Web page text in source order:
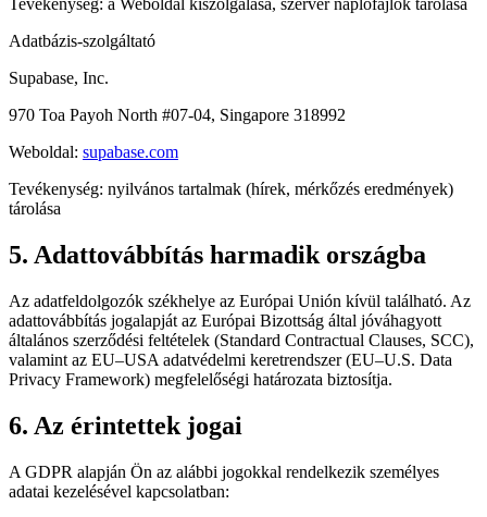
Tevékenység: a Weboldal kiszolgálása, szerver naplófájlok tárolása
Adatbázis-szolgáltató
Supabase, Inc.
970 Toa Payoh North #07-04, Singapore 318992
Weboldal: supabase.com
Tevékenység: nyilvános tartalmak (hírek, mérkőzés eredmények)
tárolása
5. Adattovábbítás harmadik országba
Az adatfeldolgozók székhelye az Európai Unión kívül található. Az
adattovábbítás jogalapját az Európai Bizottság által jóváhagyott
általános szerződési feltételek (Standard Contractual Clauses, SCC),
valamint az EU–USA adatvédelmi keretrendszer (EU–U.S. Data
Privacy Framework) megfelelőségi határozata biztosítja.
6. Az érintettek jogai
A GDPR alapján Ön az alábbi jogokkal rendelkezik személyes
adatai kezelésével kapcsolatban: